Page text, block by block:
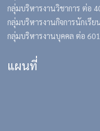
กลุ่มบริหารงานวิชาการ ต่อ
กลุ่มบริหารงานกิจการนักเรีย
กลุ่มบริหารงานบุคคล ต่อ 601
แผนที่